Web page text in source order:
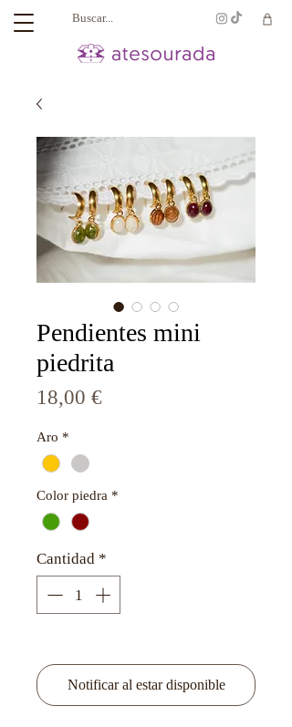
Pendientes mini
piedrita
18,00 €Precio
Aro *
Color piedra *
Cantidad *
Notificar al estar disponible